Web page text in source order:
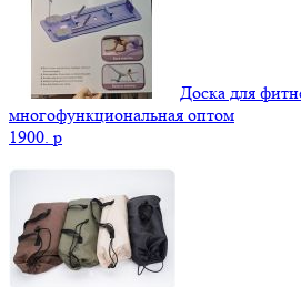
Доска для
многофункциональная оптом
1900. p